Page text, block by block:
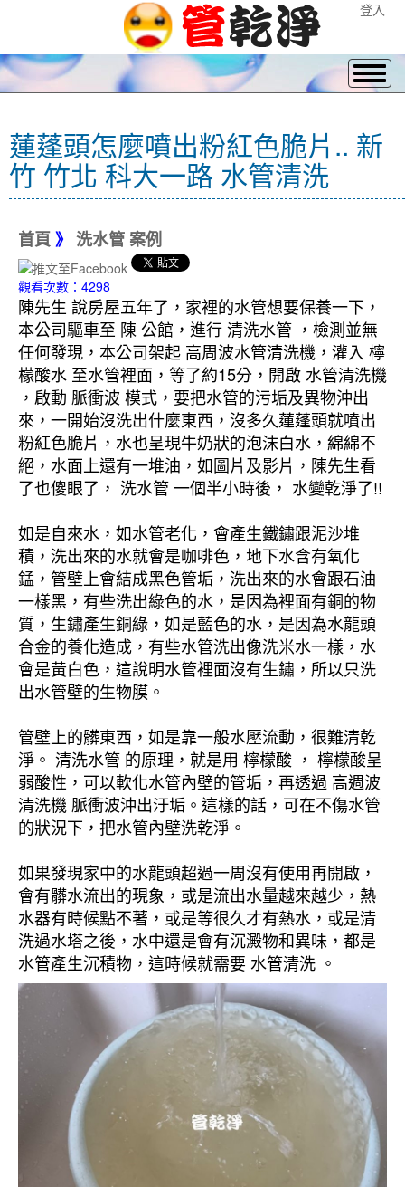
登入
蓮蓬頭怎麼噴出粉紅色脆片.. 新
竹 竹北 科大一路 水管清洗
首頁 》 洗水管 案例
觀看次數：4298
陳先生 說房屋五年了，家裡的水管想要保養一下，
本公司驅車至 陳 公館，進行 清洗水管 ，檢測並無
任何發現，本公司架起 高周波水管清洗機，灌入 檸
檬酸水 至水管裡面，等了約15分，開啟 水管清洗機
，啟動 脈衝波 模式，要把水管的污垢及異物沖出
來，一開始沒洗出什麼東西，沒多久蓮蓬頭就噴出
粉紅色脆片，水也呈現牛奶狀的泡沫白水，綿綿不
絕，水面上還有一堆油，如圖片及影片，陳先生看
了也傻眼了， 洗水管 一個半小時後， 水變乾淨了!!
如是自來水，如水管老化，會產生鐵鏽跟泥沙堆
積，洗出來的水就會是咖啡色，地下水含有氧化
錳，管壁上會結成黑色管垢，洗出來的水會跟石油
一樣黑，有些洗出綠色的水，是因為裡面有銅的物
質，生鏽產生銅綠，如是藍色的水，是因為水龍頭
合金的養化造成，有些水管洗出像洗米水一樣，水
會是黃白色，這說明水管裡面沒有生鏽，所以只洗
出水管壁的生物膜。
管壁上的髒東西，如是靠一般水壓流動，很難清乾
淨。 清洗水管 的原理，就是用 檸檬酸 ， 檸檬酸呈
弱酸性，可以軟化水管內壁的管垢，再透過 高週波
清洗機 脈衝波沖出汙垢。這樣的話，可在不傷水管
的狀況下，把水管內壁洗乾淨。
如果發現家中的水龍頭超過一周沒有使用再開啟，
會有髒水流出的現象，或是流出水量越來越少，熱
水器有時候點不著，或是等很久才有熱水，或是清
洗過水塔之後，水中還是會有沉澱物和異味，都是
水管產生沉積物，這時候就需要 水管清洗 。